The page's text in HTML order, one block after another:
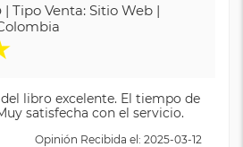
| Tipo Venta: Sitio Web |
libro excelente. El tiempo de
satisfecha con el servicio.
Opinión Recibida el: 2025-03-12